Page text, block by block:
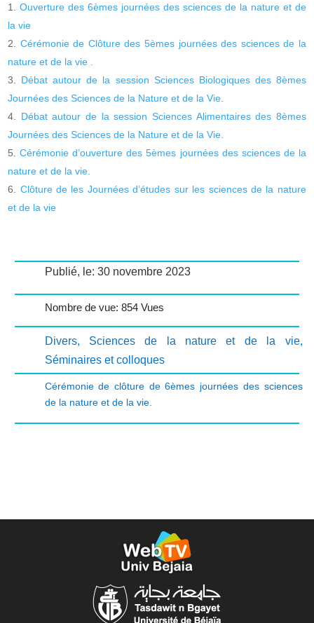
Ouverture des 6èmes journées des sciences de la nature et de
la vie
Cérémonie de Clôture des 5èmes journées des sciences de la
nature et de la vie .
Débat autour de la session Sciences Biologiques des 8èmes
Journées des Sciences de la Nature et de la Vie.
Débat autour de la session Sciences Alimentaires des 8èmes
Journées des Sciences de la Nature et de la Vie.
Cérémonie d’ouverture des 5èmes journées des sciences de la
nature et de la vie.
Clôture de les Journées d’études sur les sciences de la nature
et de la vie
Publié, le: 30 novembre 2023
Nombre de vue: 854 Vues
Divers, Sciences de la nature et de la vie,
Séminaires et colloques
Cérémonie de clôture de 6èmes journées des sciences
de la nature et de la vie.